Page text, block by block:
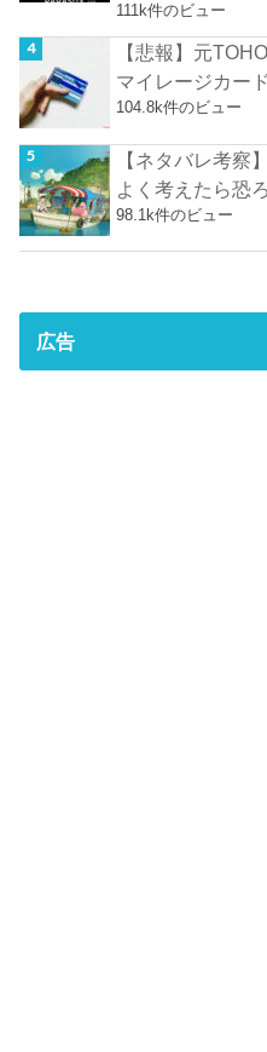
111k件のビュー
【悲報】元
マイレージカー
104.8k件のビュー
【ネタバレ考察
よく考えたら恐
98.1k件のビュー
広告